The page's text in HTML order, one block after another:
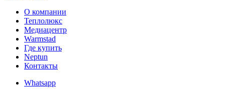
О компании
Теплолюкс
Медиацентр
Warmstad
Где купить
Neptun
Контакты
Whatsapp